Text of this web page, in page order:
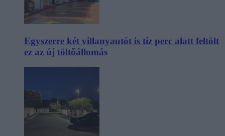
Egyszerre két villanyautót is tíz perc alatt feltölt
ez az új töltőállomás